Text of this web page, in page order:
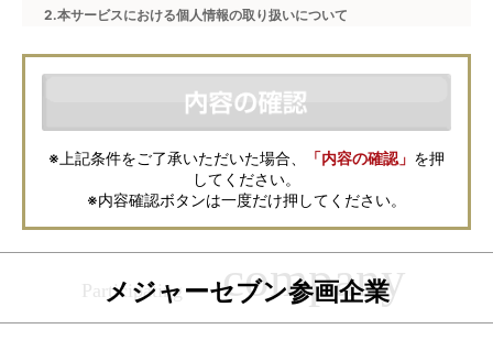
2.本サービスにおける個人情報の取り扱いについて
本フォームからお客様が記入・登録された個人情報は、ダイレクトメール
などの資料送付・電子メールの送信・電話連絡などの目的で資料請求先不
動産会社が利用・保管します。資料請求先不動産会社が保管する個人情報
の取扱いについては、各不動産会社に直接お問合せください。
また、上記とは別にメジャーセブンでは本サービスを円滑に運用するため
に、お客様の個人情報をサービスご利用の控えとして一定期間保管いたし
ます。 ご記入の内容が不明瞭で資料をお送りできない場合、その他当社が
本サービスを円滑に運用するために必要な範囲において、直接メジャーセ
ブンから確認のご連絡をさせていただくことがありますので、あらかじめ
ご了承ください。
メジャーセブンの個人情報の取扱い方針についてはこちらをご覧くださ
※上記条件をご了承いただいた場合、 「内容の確認」 を押
してください。
※内容確認ボタンは一度だけ押してください。
メジャーセブン参画企業